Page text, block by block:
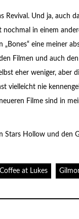
Revival. Und ja, auch
in einem
eine meiner
Filmen und auch
eher weniger, aber
vielleicht nie
Filme sind in
Stars Hollow und den
Coffee at Lukes